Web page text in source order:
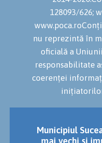
128093/626;
nu reprezintă în
oficială a
responsabilitate
coerenței
Municipiul
mai vechi și